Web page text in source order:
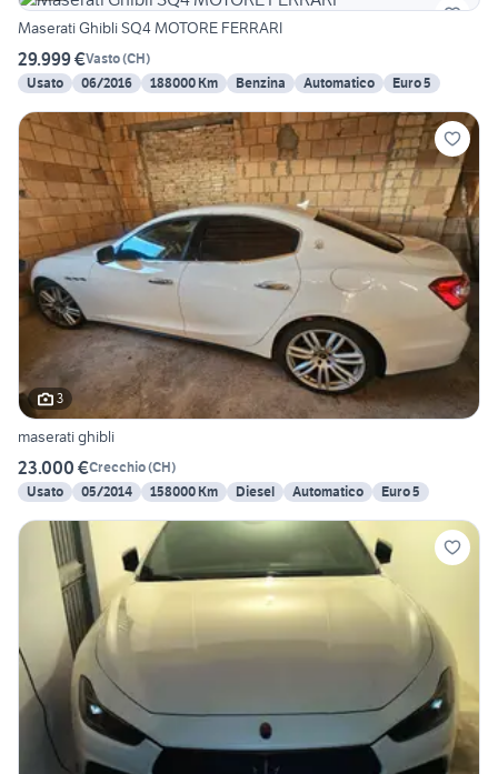
Maserati Ghibli SQ4 MOTORE FERRARI
29.999 €Vasto(CH)
Usato
06/2016 188000 Km Benzina Automatico Euro 5
3
maserati ghibli
23.000 €Crecchio(CH)
Usato
05/2014 158000 Km Diesel Automatico Euro 5